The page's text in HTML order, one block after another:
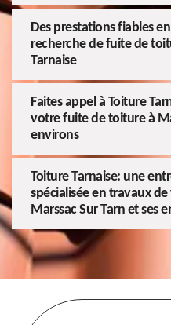
Des prestations fiables
recherche de fuite de
Tarnaise
Faites appel à Toiture
votre fuite de toiture à
environs
Toiture Tarnaise: une
spécialisée en travaux
Marssac Sur Tarn et ses